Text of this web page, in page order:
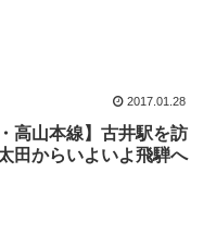
2017.01.28
高山本線】古井駅を訪
田からいよいよ飛騨へ